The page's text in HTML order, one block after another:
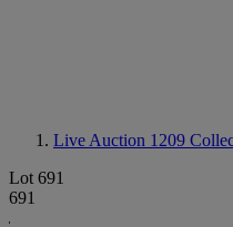
Live Auction 1209
Lot 691
691